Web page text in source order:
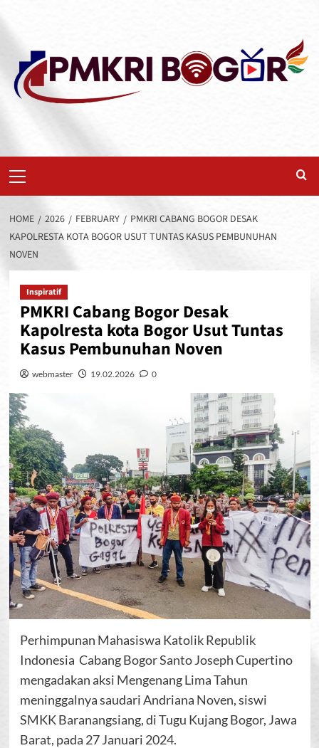
Menu
HOME 2026 FEBRUARY
PMKRI CABANG BOGOR DESAK
KAPOLRESTA KOTA BOGOR USUT TUNTAS KASUS PEMBUNUHAN
NOVEN
Inspiratif
PMKRI Cabang Bogor Desak
Kapolresta kota Bogor Usut Tuntas
Kasus Pembunuhan Noven
webmaster 19.02.2026 0
Perhimpunan Mahasiswa Katolik Republik
Indonesia Cabang Bogor Santo Joseph Cupertino
mengadakan aksi Mengenang Lima Tahun
meninggalnya saudari Andriana Noven, siswi
SMKK Baranangsiang, di Tugu Kujang Bogor, Jawa
Barat, pada 27 Januari 2024.